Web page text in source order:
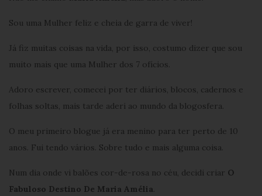
Sou uma Mulher feliz e cheia de garra de viver!
Já fiz muitas coisas na vida, por isso, costumo dizer que sou
muito mais que uma Mulher dos 7 ofícios.
Adoro escrever, comecei por ter diários, blocos, cadernos e
folhas soltas, mais tarde aderi ao mundo da blogosfera.
O meu primeiro blogue já era menino para ter perto de 10
anos. Fui tendo vários. Sobre tudo e mais alguma coisa.
Num dia onde vi balões cor-de-rosa no céu, decidi criar O
Fabuloso Destino De Maria Amélia.